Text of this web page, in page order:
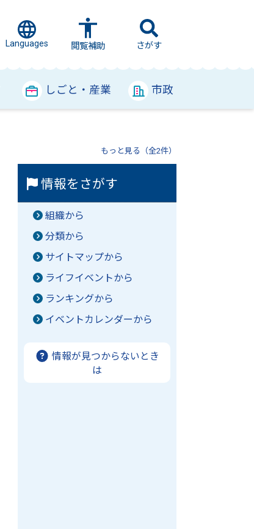
Languages 閲覧補助 さがす
しごと・産業 市政
もっと見る（全2件）
情報をさがす
組織から
分類から
サイトマップから
ライフイベントから
ランキングから
イベントカレンダーから
情報が見つからないとき
は